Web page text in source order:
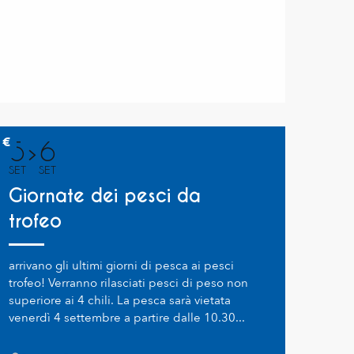
€5
SET
6
SET
Giornate dei pesci da
trofeo
arrivano gli ultimi giorni di pesca ai pesci
trofeo! Verranno rilasciati pesci di peso non
superiore ai 4 chili. La pesca sarà vietata
venerdì 4 settembre a partire dalle 10.30...